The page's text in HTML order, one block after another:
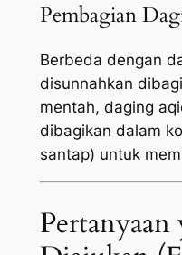
Pembagian
Berbeda dengan
disunnahkan
mentah, daging
dibagikan dalam
santap) untuk